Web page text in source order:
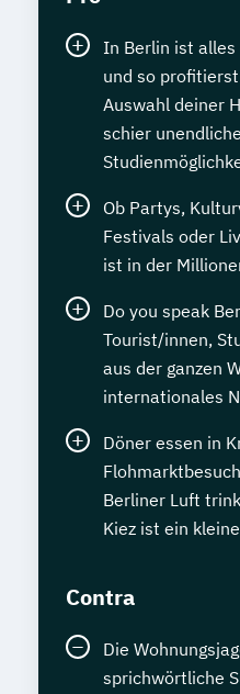
In Berlin ist
und so
Auswahl deiner
schier
Ob Partys,
Festivals oder
ist in der
Do you speak
Tourist/innen,
aus der ganzen
internationales
Döner essen in
Berliner Luft
Kiez ist ein
Contra
Die
sprichwörtliche